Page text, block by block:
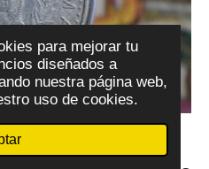
para mejorar tu
diseñados a
nuestra página web,
uso de cookies.